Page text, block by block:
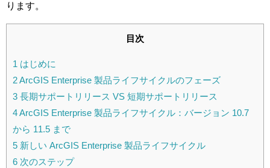
ります。
目次
1 はじめに
2ArcGIS Enterprise 製品ライフサイクルのフェーズ
3 長期サポートリリース VS 短期サポートリリース
4ArcGIS Enterprise 製品ライフサイクル：バージョン 10.7
から 11.5 まで
5 新しい ArcGIS Enterprise 製品ライフサイクル
6 次のステップ